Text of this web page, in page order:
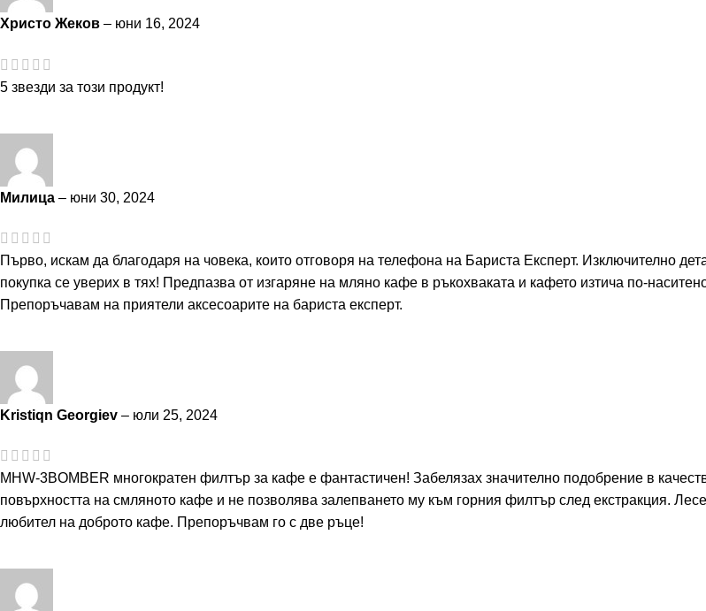
Христо Жеков – юни 16, 2024
5 звезди за този продукт!
Милица – юни 30, 2024
Първо, искам да благодаря на човека, които отговоря на телефона на Бариста Експерт. Изключително
покупка се уверих в тях! Предпазва от изгаряне на мляно кафе в ръкохваката и кафето изтича по-
Препоръчавам на приятели аксесоарите на бариста експерт.
Kristiqn Georgiev – юли 25, 2024
MHW-3BOMBER многократен филтър за кафе е фантастичен! Забелязах значително подобрение в
повърхността на смляното кафе и не позволява залепването му към горния филтър след екстракция.
любител на доброто кафе. Препоръчвам го с две ръце!